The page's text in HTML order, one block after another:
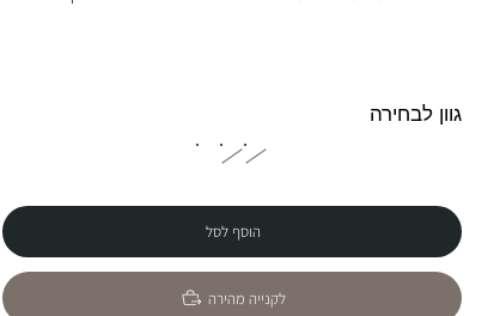
גוון לבחירה
הוסף לסל
לקנייה מהירה